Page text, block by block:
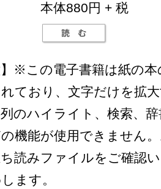
本体880円 + 税
】※この電子書籍は紙の
ており、文字だけを拡
のハイライト、検索、
機能が使用できません
読みファイルをご確認
ます。